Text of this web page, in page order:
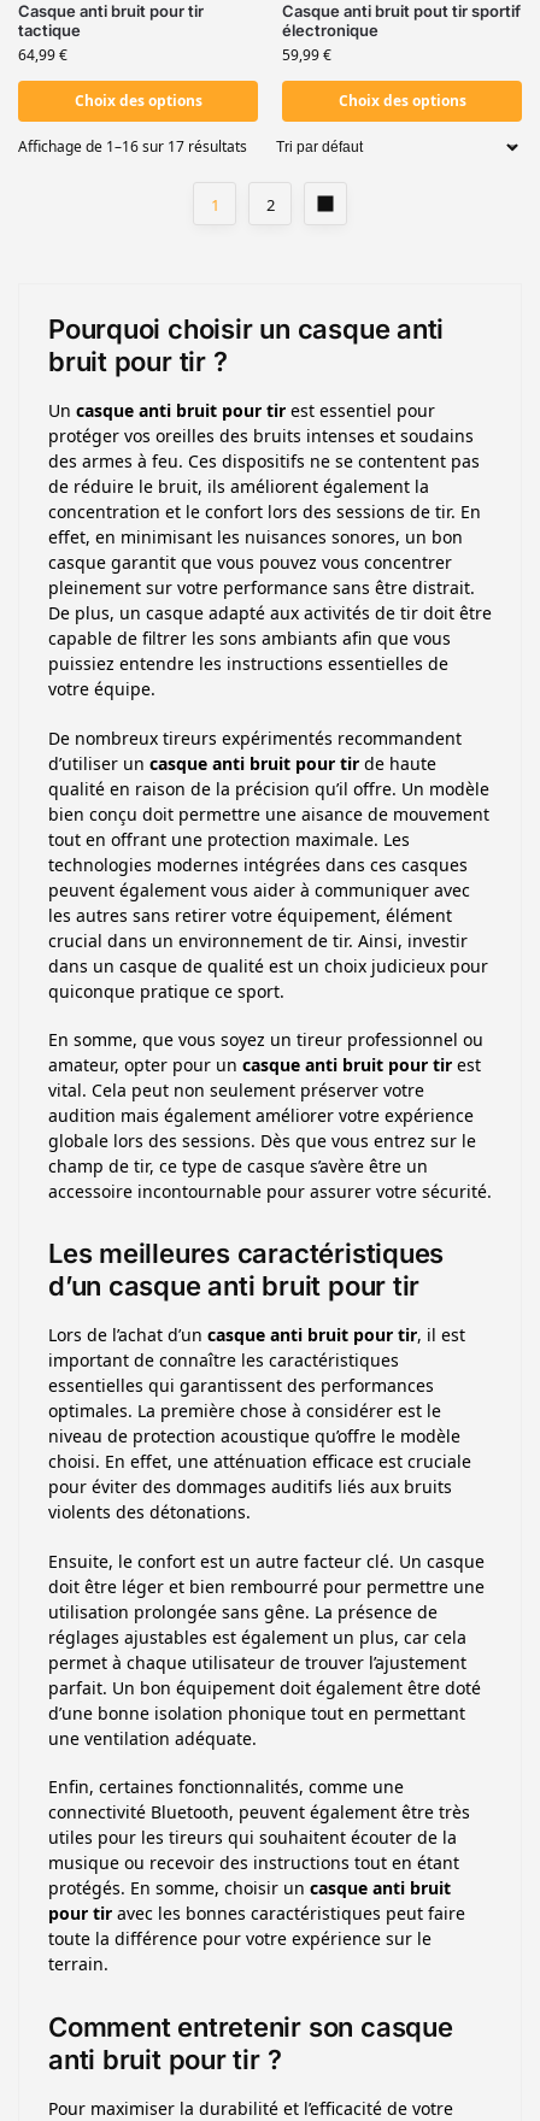
Casque anti bruit pour tir
tactique
64,99€
Choix des options
Casque anti bruit pout tir sportif
électronique
59,99€
Choix des options
Affichage de 1–16 sur 17 résultats
1 2
Pourquoi choisir un casque anti
bruit pour tir ?
Un casque anti bruit pour tir est essentiel pour
protéger vos oreilles des bruits intenses et soudains
des armes à feu. Ces dispositifs ne se contentent pas
de réduire le bruit, ils améliorent également la
concentration et le confort lors des sessions de tir. En
effet, en minimisant les nuisances sonores, un bon
casque garantit que vous pouvez vous concentrer
pleinement sur votre performance sans être distrait.
De plus, un casque adapté aux activités de tir doit être
capable de filtrer les sons ambiants afin que vous
puissiez entendre les instructions essentielles de
votre équipe.
De nombreux tireurs expérimentés recommandent
d’utiliser un casque anti bruit pour tir de haute
qualité en raison de la précision qu’il offre. Un modèle
bien conçu doit permettre une aisance de mouvement
tout en offrant une protection maximale. Les
technologies modernes intégrées dans ces casques
peuvent également vous aider à communiquer avec
les autres sans retirer votre équipement, élément
crucial dans un environnement de tir. Ainsi, investir
dans un casque de qualité est un choix judicieux pour
quiconque pratique ce sport.
En somme, que vous soyez un tireur professionnel ou
amateur, opter pour un casque anti bruit pour tir est
vital. Cela peut non seulement préserver votre
audition mais également améliorer votre expérience
globale lors des sessions. Dès que vous entrez sur le
champ de tir, ce type de casque s’avère être un
accessoire incontournable pour assurer votre sécurité.
Les meilleures caractéristiques
d’un casque anti bruit pour tir
Lors de l’achat d’un casque anti bruit pour tir, il est
important de connaître les caractéristiques
essentielles qui garantissent des performances
optimales. La première chose à considérer est le
niveau de protection acoustique qu’offre le modèle
choisi. En effet, une atténuation efficace est cruciale
pour éviter des dommages auditifs liés aux bruits
violents des détonations.
Ensuite, le confort est un autre facteur clé. Un casque
doit être léger et bien rembourré pour permettre une
utilisation prolongée sans gêne. La présence de
réglages ajustables est également un plus, car cela
permet à chaque utilisateur de trouver l’ajustement
parfait. Un bon équipement doit également être doté
d’une bonne isolation phonique tout en permettant
une ventilation adéquate.
Enfin, certaines fonctionnalités, comme une
connectivité Bluetooth, peuvent également être très
utiles pour les tireurs qui souhaitent écouter de la
musique ou recevoir des instructions tout en étant
protégés. En somme, choisir un casque anti bruit
pour tir avec les bonnes caractéristiques peut faire
toute la différence pour votre expérience sur le
terrain.
Comment entretenir son casque
anti bruit pour tir ?
Pour maximiser la durabilité et l’efficacité de votre